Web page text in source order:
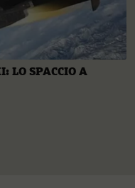
LO SPACCIO A